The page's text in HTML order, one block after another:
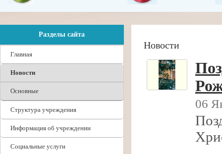
Разделы сайта
Главная
Новости
Основные
Структура учреждения
Информация об учреждении
Социальные услуги
Новости
06